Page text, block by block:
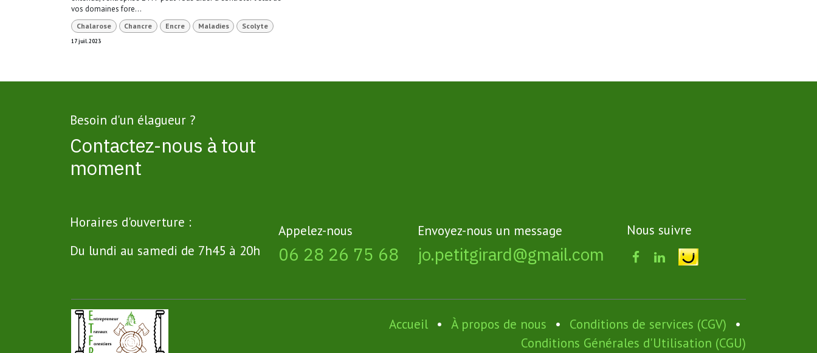
vos domaines fore...
Chalarose Chancre Encre Maladies Scolyte
17 juil. 2023
Besoin d'un élagueur ?
Contactez-nous à tout
moment
Horaires d'ouverture :
Du lundi au samedi de 7h45 à 20h
Appelez-nous
06 28 26 75 68
Envoyez-nous un message
jo.petitgirard@gmail.com
Nous suivre
Accueil • À propos de nous • Conditions de services (CGV)
•
Conditions Générales d'Utilisation (CGU)